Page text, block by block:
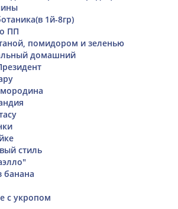
1й-8гр)
ПП
помидором и зеленью
домашний
стиль
банана
с укропом